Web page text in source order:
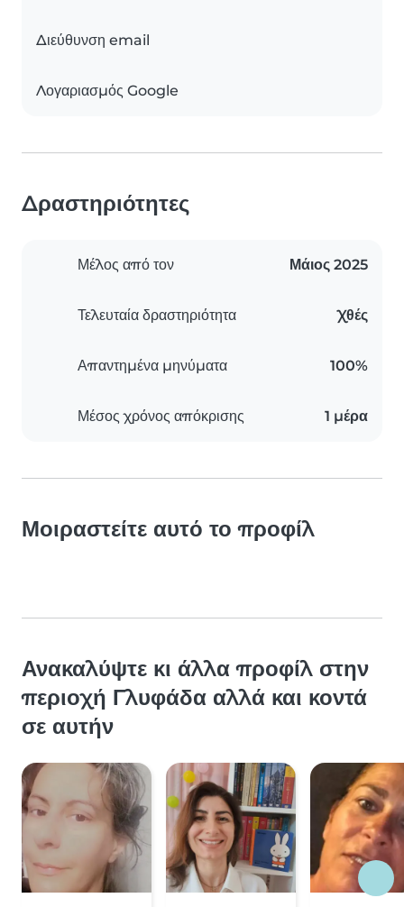
Διεύθυνση email
Λογαριασμός Google
Δραστηριότητες
Μέλος από τον Μάιος 2025
Τελευταία δραστηριότητα Χθές
Απαντημένα μηνύματα 100%
Μέσος χρόνος απόκρισης 1 μέρα
Μοιραστείτε αυτό το προφίλ
Ανακαλύψτε κι άλλα προφίλ στην
περιοχή Γλυφάδα αλλά και κοντά
σε αυτήν